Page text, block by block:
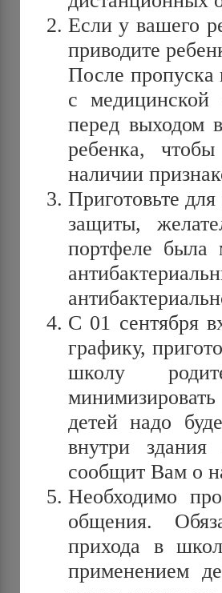
Если у вашего
приводите
После пропуска
с медицинской
перед выходом
ребенка,
наличии
Приготовьте
защиты,
портфеле была
С 01 сентября
графику,
школу
детей надо
внутри здания
сообщит Вам о
Необходимо
общения.
прихода в
применением